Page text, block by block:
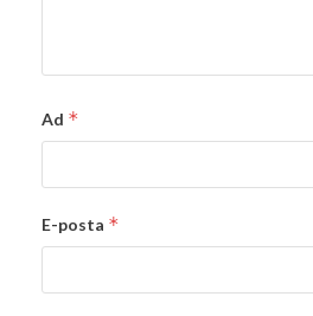
Ad *
E-posta *